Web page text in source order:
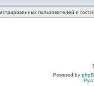
пользователей и
Powered by